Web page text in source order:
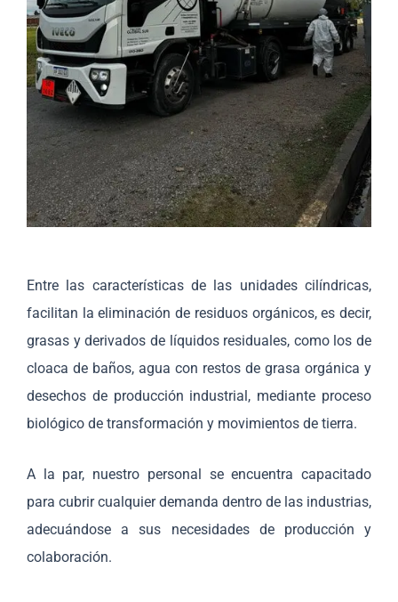
Entre las características de las unidades cilíndricas,
facilitan la eliminación de residuos orgánicos, es decir,
grasas y derivados de líquidos residuales, como los de
cloaca de baños, agua con restos de grasa orgánica y
desechos de producción industrial, mediante proceso
biológico de transformación y movimientos de tierra.
A la par, nuestro personal se encuentra capacitado
para cubrir cualquier demanda dentro de las industrias,
adecuándose a sus necesidades de producción y
colaboración.